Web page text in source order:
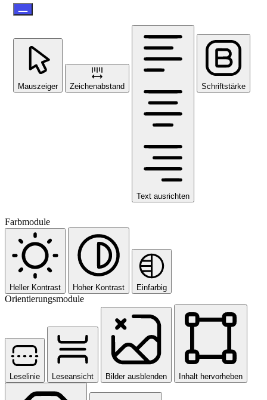
Mauszeiger Zeichenabstand
Text ausrichten
Schriftstärke
Farbmodule
Heller Kontrast Hoher Kontrast Einfarbig
Orientierungsmodule
Leselinie Leseansicht Bilder ausblenden Inhalt hervorheben